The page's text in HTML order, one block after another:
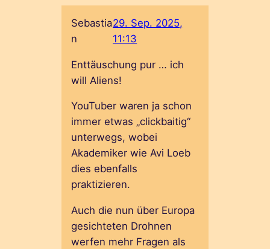
Sebastia
n
29. Sep. 2025,
11:13
Enttäuschung pur … ich
will Aliens!
YouTuber waren ja schon
immer etwas „clickbaitig“
unterwegs, wobei
Akademiker wie Avi Loeb
dies ebenfalls
praktizieren.
Auch die nun über Europa
gesichteten Drohnen
werfen mehr Fragen als